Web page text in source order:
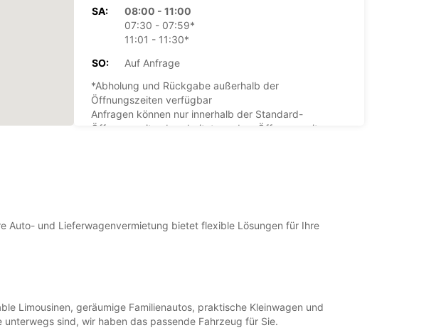
SA:
08:00 - 11:00
07:30 - 07:59*
11:01 - 11:30*
SO:
Auf Anfrage
*Abholung und Rückgabe außerhalb der
Öffnungszeiten verfügbar
Anfragen können nur innerhalb der Standard-
Öffnungszeiten bearbeitet werden. Öffnungszeiten an
Route
Auto- und Lieferwagenvermietung bietet flexible Lösungen für Ihre
Limousinen, geräumige Familienautos, praktische Kleinwagen und
sind, wir haben das passende Fahrzeug für Sie.